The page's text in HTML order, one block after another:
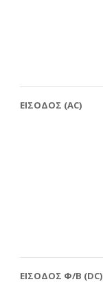
ΕΙΣΟΔΟΣ (ΑC)
ΕΙΣΟΔΟΣ Φ/Β (DC)